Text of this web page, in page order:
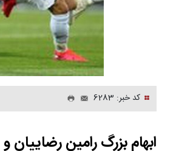
کد خبر: 6283
ابهام بزرگ رامین رضاییان